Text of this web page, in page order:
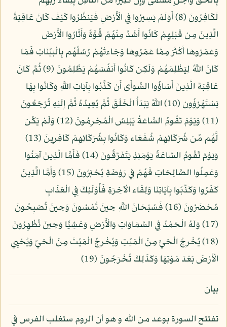
لَكَافِرُونَ (8) أَوَلَمْ يَسِيرُوا فِي الْأَرْضِ فَيَنظُرُوا كَيْفَ كَانَ عَاقِبَةُ
الَّذِينَ مِن قَبْلِهِمْ كَانُوا أَشَدَّ مِنْهُمْ قُوَّةً وَأَثَارُوا الْأَرْضَ
وَعَمَرُوهَا أَكْثَرَ مِمَّا عَمَرُوهَا وَجَاءتْهُمْ رُسُلُهُم بِالْبَيِّنَاتِ فَمَا
كَانَ اللَّهُ لِيَظْلِمَهُمْ وَلَكِن كَانُوا أَنفُسَهُمْ يَظْلِمُونَ (9) ثُمَّ كَانَ
عَاقِبَةَ الَّذِينَ أَسَاؤُوا السُّوأَى أَن كَذَّبُوا بِآيَاتِ اللَّهِ وَكَانُوا بِهَا
يَسْتَهْزِؤُون (10) اللَّهُ يَبْدَأُ الْخَلْقَ ثُمَّ يُعِيدُهُ ثُمَّ إِلَيْهِ تُرْجَعُونَ
(11) وَيَوْمَ تَقُومُ السَّاعَةُ يُبْلِسُ الْمُجْرِمُونَ (12) وَلَمْ يَكُن
لَّهُم مِّن شُرَكَائِهِمْ شُفَعَاء وَكَانُوا بِشُرَكَائِهِمْ كَافِرِينَ (13)
وَيَوْمَ تَقُومُ السَّاعَةُ يَوْمَئِذٍ يَتَفَرَّقُونَ (14) فَأَمَّا الَّذِينَ آمَنُوا
وَعَمِلُوا الصَّالِحَاتِ فَهُمْ فِي رَوْضَةٍ يُحْبَرُونَ (15) وَأَمَّا الَّذِينَ
كَفَرُوا وَكَذَّبُوا بِآيَاتِنَا وَلِقَاء الْآخِرَةِ فَأُوْلَئِكَ فِي الْعَذَابِ
مُحْضَرُونَ (16) فَسُبْحَانَ اللَّهِ حِينَ تُمْسُونَ وَحِينَ تُصْبِحُونَ
(17) وَلَهُ الْحَمْدُ فِي السَّمَاوَاتِ وَالْأَرْضِ وَعَشِيًّا وَحِينَ تُظْهِرُونَ
(18) يُخْرِجُ الْحَيَّ مِنَ الْمَيِّتِ وَيُخْرِجُ الْمَيِّتَ مِنَ الْحَيِّ وَيُحْيِي
الْأَرْضَ بَعْدَ مَوْتِهَا وَكَذَلِكَ تُخْرَجُونَ (19)
بيان
تفتتح السورة بوعد من الله و هو أن الروم ستغلب الفرس في